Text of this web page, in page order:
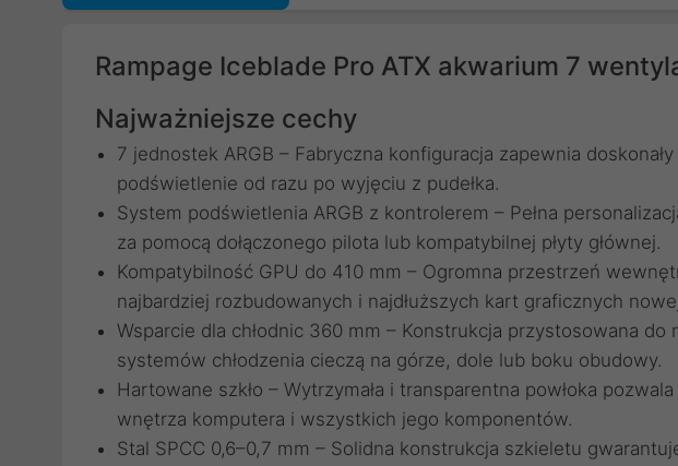
Rampage Iceblade Pro ATX akwarium 7
Najważniejsze cechy
7 jednostek ARGB – Fabryczna konfiguracja zapewnia
podświetlenie od razu po wyjęciu z pudełka.
System podświetlenia ARGB z kontrolerem – Pełna
za pomocą dołączonego pilota lub kompatybilnej płyty głównej.
Kompatybilność GPU do 410 mm – Ogromna przestrzeń
najbardziej rozbudowanych i najdłuższych kart graficznych
Wsparcie dla chłodnic 360 mm – Konstrukcja przystosowana do
systemów chłodzenia cieczą na górze, dole lub boku obudowy.
Hartowane szkło – Wytrzymała i transparentna powłoka
wnętrza komputera i wszystkich jego komponentów.
Stal SPCC 0,6–0,7 mm – Solidna konstrukcja szkieletu